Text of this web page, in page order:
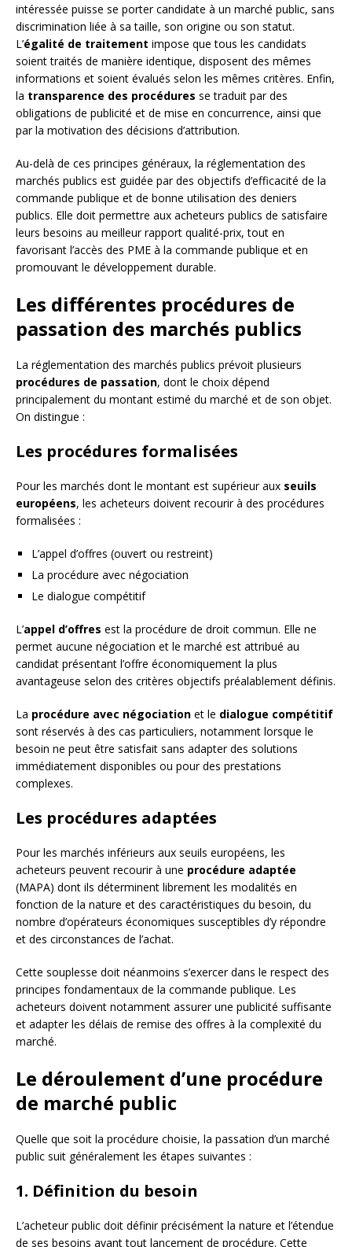
intéressée puisse se porter candidate à un marché public, sans
discrimination liée à sa taille, son origine ou son statut.
L’égalité de traitement impose que tous les candidats
soient traités de manière identique, disposent des mêmes
informations et soient évalués selon les mêmes critères. Enfin,
la transparence des procédures se traduit par des
obligations de publicité et de mise en concurrence, ainsi que
par la motivation des décisions d’attribution.
Au-delà de ces principes généraux, la réglementation des
marchés publics est guidée par des objectifs d’efficacité de la
commande publique et de bonne utilisation des deniers
publics. Elle doit permettre aux acheteurs publics de satisfaire
leurs besoins au meilleur rapport qualité-prix, tout en
favorisant l’accès des PME à la commande publique et en
promouvant le développement durable.
Les différentes procédures de
passation des marchés publics
La réglementation des marchés publics prévoit plusieurs
procédures de passation, dont le choix dépend
principalement du montant estimé du marché et de son objet.
On distingue :
Les procédures formalisées
Pour les marchés dont le montant est supérieur aux seuils
européens, les acheteurs doivent recourir à des procédures
formalisées :
L’appel d’offres (ouvert ou restreint)
La procédure avec négociation
Le dialogue compétitif
L’appel d’offres est la procédure de droit commun. Elle ne
permet aucune négociation et le marché est attribué au
candidat présentant l’offre économiquement la plus
avantageuse selon des critères objectifs préalablement définis.
La procédure avec négociation et le dialogue compétitif
sont réservés à des cas particuliers, notamment lorsque le
besoin ne peut être satisfait sans adapter des solutions
immédiatement disponibles ou pour des prestations
complexes.
Les procédures adaptées
Pour les marchés inférieurs aux seuils européens, les
acheteurs peuvent recourir à une procédure adaptée
(MAPA) dont ils déterminent librement les modalités en
fonction de la nature et des caractéristiques du besoin, du
nombre d’opérateurs économiques susceptibles d’y répondre
et des circonstances de l’achat.
Cette souplesse doit néanmoins s’exercer dans le respect des
principes fondamentaux de la commande publique. Les
acheteurs doivent notamment assurer une publicité suffisante
et adapter les délais de remise des offres à la complexité du
marché.
Le déroulement d’une procédure
de marché public
Quelle que soit la procédure choisie, la passation d’un marché
public suit généralement les étapes suivantes :
1. Définition du besoin
L’acheteur public doit définir précisément la nature et l’étendue
de ses besoins avant tout lancement de procédure. Cette